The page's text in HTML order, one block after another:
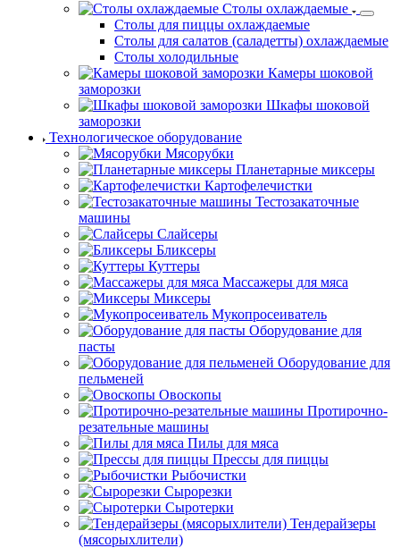
Столы охлаждаемые
Столы для пиццы охлаждаемые
Столы для салатов (саладетты) охлаждаемые
Столы холодильные
Камеры шоковой
заморозки
Шкафы шоковой
заморозки
Технологическое оборудование
Мясорубки
Планетарные миксеры
Картофелечистки
Тестозакаточные
машины
Слайсеры
Бликсеры
Куттеры
Массажеры для мяса
Миксеры
Мукопросеиватель
Оборудование для
пасты
Оборудование для
пельменей
Овоскопы
Протирочно-
резательные машины
Пилы для мяса
Прессы для пиццы
Рыбочистки
Сырорезки
Сыротерки
Тендерайзеры
(мясорыхлители)